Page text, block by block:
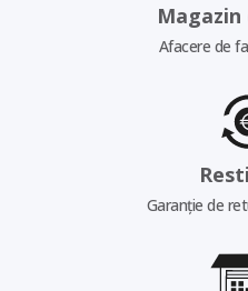
Magazin
Afacere de
Garanție de